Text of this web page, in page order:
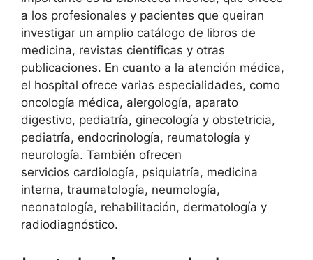
a los profesionales y pacientes que queiran
investigar un amplio catálogo de libros de
medicina, revistas científicas y otras
publicaciones. En cuanto a la atención médica,
el hospital ofrece varias especialidades, como
oncología médica, alergología, aparato
digestivo, pediatría, ginecología y obstetricia,
pediatría, endocrinología, reumatología y
neurología. También ofrecen
servicios cardiología, psiquiatría, medicina
interna, traumatología, neumología,
neonatología, rehabilitación, dermatología y
radiodiagnóstico.